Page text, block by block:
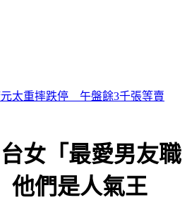
新公司成「邊佑錫師妹」
女「最愛男友職
們是人氣王